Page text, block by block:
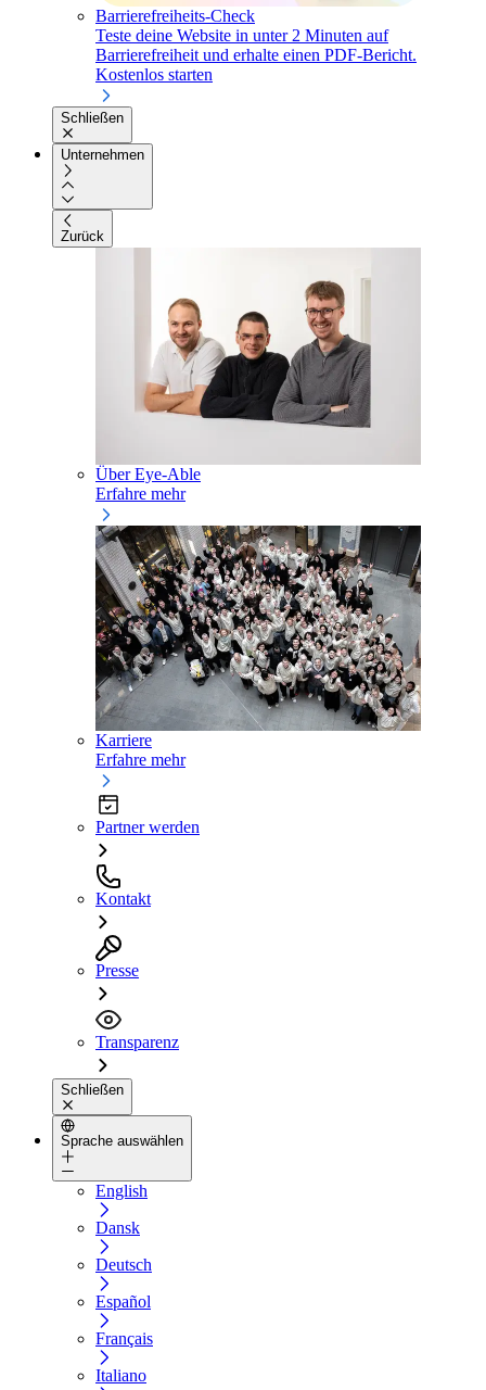
Barrierefreiheits-Check
Teste deine Website in unter 2 Minuten auf
Barrierefreiheit und erhalte einen PDF-Bericht.
Kostenlos starten
Schließen
Unternehmen
Zurück
Über Eye-Able
Erfahre mehr
Karriere
Erfahre mehr
Partner werden
Kontakt
Presse
Transparenz
Schließen
Sprache auswählen
English
Dansk
Deutsch
Español
Français
Italiano